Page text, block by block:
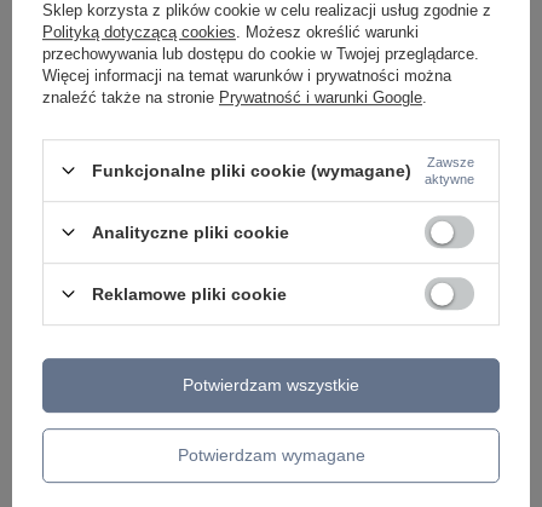
Oprawa schodowa biała LUMI z czujnikiem ruchu
12V 3000K LED Milagro EKS9101
95,01 zł / szt.
Lampa sufitowa
ML7938 sterowana
249,00 zł /
Potrzebujesz pomocy? Masz pytania lub
chcesz lepszą cenę?
Napisz do nas - doradzimy, odpowiemy
Sklep korzysta z plików cookie w celu realizacji usług zgodnie z
Polityką dotyczącą cookies . Możesz określić warunki
przechowywania lub dostępu do cookie w Twojej przeglądarce.
Więcej informacji na temat warunków i prywatności można
znaleźć także na stronie Prywatność i warunki Google
Funkcjonalne pliki cookie (wymagane)
Zawsze
aktywne
Analityczne pliki cookie
Reklamowe pliki cookie
Potwierdzam wymagane
Potwierdzam wszystkie